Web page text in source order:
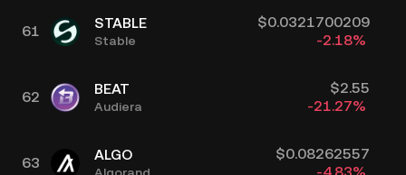
61 STABLE
Stable
$0.0321700209
-2.18%
62 BEAT
Audiera
$2.55
-21.27%
63 ALGO
Algorand
$0.08262557
-4.83%